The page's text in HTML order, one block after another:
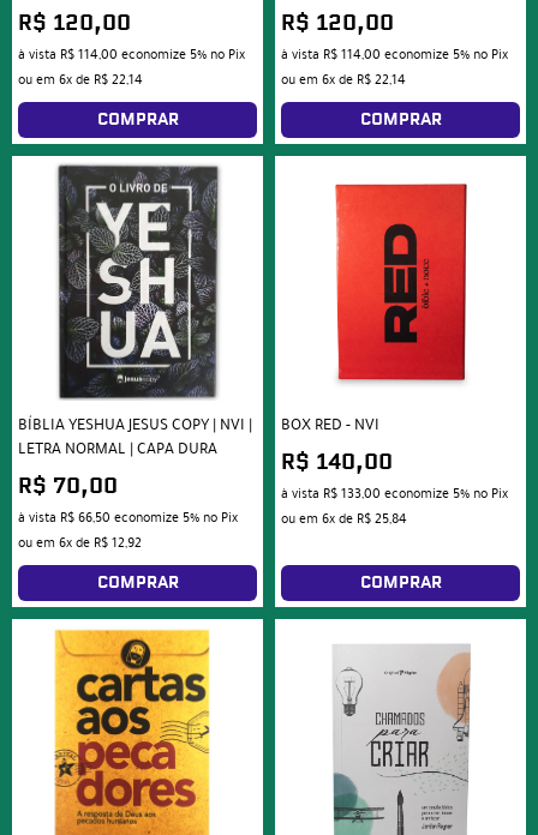
R$ 120,00
à vista R$ 114,00 economize 5% no Pix
ou em 6xde R$ 22,14
COMPRAR
R$ 120,00
à vista R$ 114,00 economize 5% no Pix
ou em 6xde R$ 22,14
COMPRAR
BÍBLIA YESHUA JESUS COPY | NVI |
LETRA NORMAL | CAPA DURA
R$ 70,00
à vista R$ 66,50 economize 5% no Pix
ou em 6xde R$ 12,92
COMPRAR
BOX RED - NVI
R$ 140,00
à vista R$ 133,00 economize 5% no Pix
ou em 6xde R$ 25,84
COMPRAR